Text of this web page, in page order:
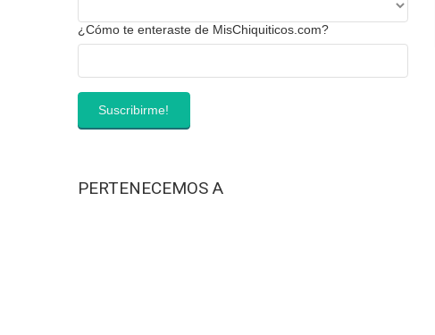
¿Cómo te enteraste de MisChiquiticos.com?
PERTENECEMOS A